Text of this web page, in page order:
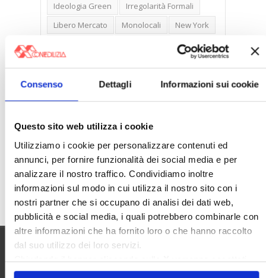
Consenso Dettagli Informazioni sui cookie
Questo sito web utilizza i cookie
Utilizziamo i cookie per personalizzare contenuti ed
annunci, per fornire funzionalità dei social media e per
analizzare il nostro traffico. Condividiamo inoltre
informazioni sul modo in cui utilizza il nostro sito con i
nostri partner che si occupano di analisi dei dati web,
pubblicità e social media, i quali potrebbero combinarle con
altre informazioni che ha fornito loro o che hanno raccolto
dal suo utilizzo dei loro servizi.
Chiudendo il banner cliccando sullaXverranno accettati
solo i cookie necessari.
Ideologia Green
Irregolarità Formali
Libero Mercato
Monolocali
New York
Rendite Catastali
Rivoluzioneliberale
Ruderi
Sicurezza
Sommerso
Cerca
Utilità